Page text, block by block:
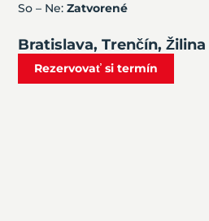
So – Ne:Zatvorené
Bratislava, Trenčín, Žilina
Rezervovať si termín